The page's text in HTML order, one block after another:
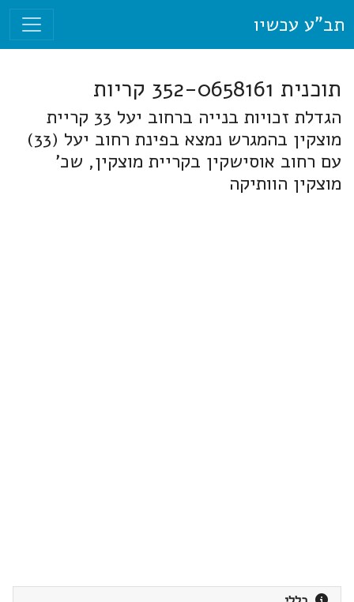
תב"ע עכשיו
תוכנית 352-0658161 קריות
הגדלת זכויות בנייה ברחוב יעל 33 קריית
מוצקין בהמגרש נמצא בפינת רחוב יעל (33)
עם רחוב אוסישקין בקריית מוצקין, שכ'
מוצקין הוותיקה